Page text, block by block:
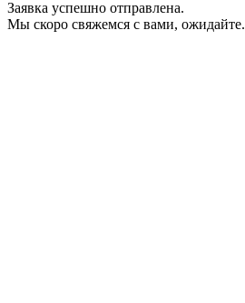
Заявка успешно отправлена.
Мы скоро свяжемся с вами, ожидайте.